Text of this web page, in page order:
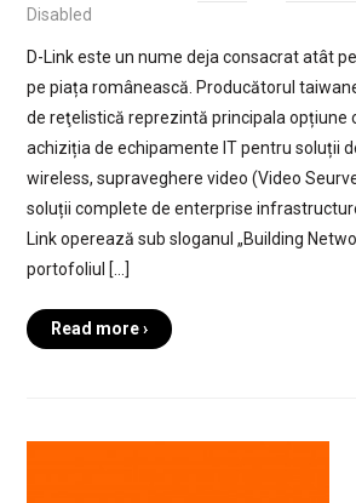
Disabled
D-Link este un nume deja consacrat atât
pe piața românească. Producătorul
de reţelistică reprezintă principala opțiune
achiziția de echipamente IT pentru soluții
wireless, supraveghere video (Video
soluții complete de enterprise
Link operează sub sloganul „Building
portofoliul […]
Read more ›